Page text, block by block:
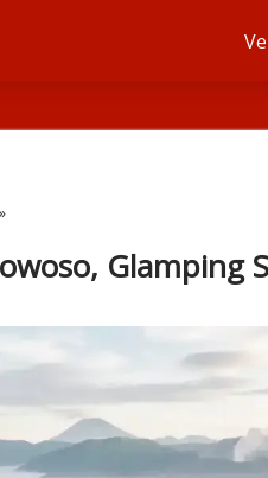
»
Glamping